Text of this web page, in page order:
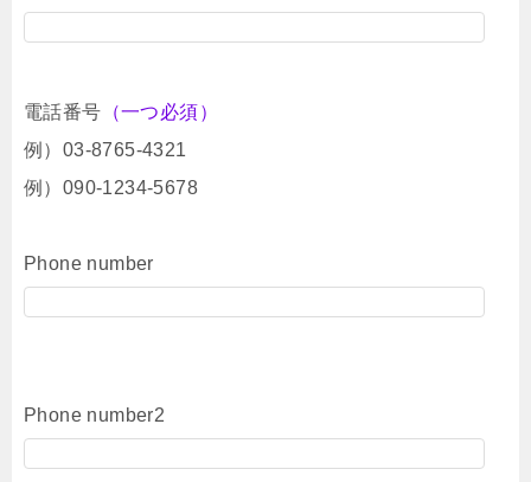
電話番号 （一つ必須）
例）03-8765-4321
例）090-1234-5678
Phone number
Phone number2